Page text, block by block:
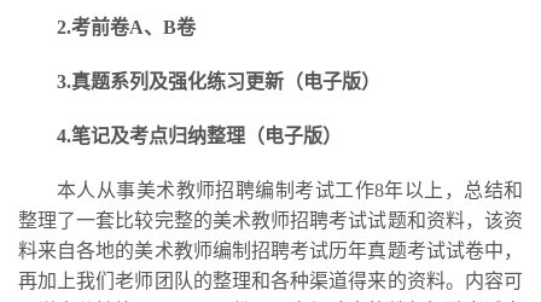
2.考前卷A、B卷
3.真题系列及强化练习更新 （电子版）
4.笔记及考点归纳整理（电子版）
本人从事美术教师招聘编制考试工作8年以上，总结和
整理了一套比较完整的美术教师招聘考试试题和资料，该资
料来自各地的美术教师编制招聘考试历年真题考试试卷中，
再加上我们老师团队的整理和各种渠道得来的资料。内容可